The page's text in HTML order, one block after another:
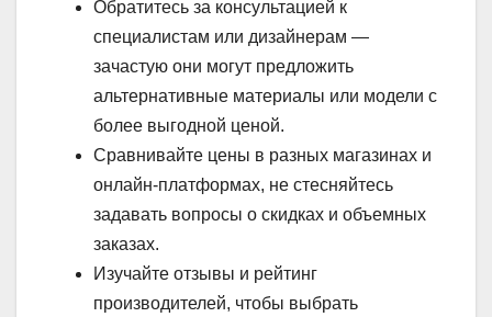
Обратитесь за консультацией к
специалистам или дизайнерам —
зачастую они могут предложить
альтернативные материалы или модели с
более выгодной ценой.
Сравнивайте цены в разных магазинах и
онлайн-платформах, не стесняйтесь
задавать вопросы о скидках и объемных
заказах.
Изучайте отзывы и рейтинг
производителей, чтобы выбрать